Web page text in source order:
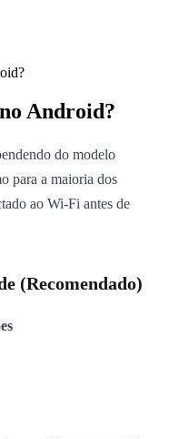
Android?
do modelo
para a maioria dos
ao Wi-Fi antes de
(Recomendado)